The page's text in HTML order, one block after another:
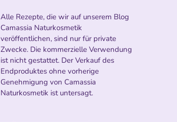
Alle Rezepte, die wir auf unserem Blog
Camassia Naturkosmetik
veröffentlichen, sind nur für private
Zwecke. Die kommerzielle Verwendung
ist nicht gestattet. Der Verkauf des
Endproduktes ohne vorherige
Genehmigung von Camassia
Naturkosmetik ist untersagt.